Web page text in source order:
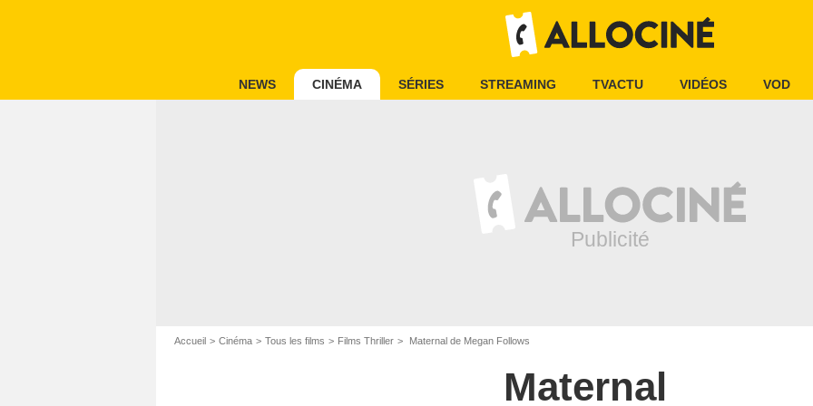
NEWS CINÉMA SÉRIES STREAMING TVACTU VIDÉOS VOD
Accueil Cinéma Tous les films Films Thriller Maternal de Megan Follows
Maternal